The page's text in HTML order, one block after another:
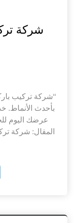
شركة
“شركة تركيب
بأحدث الأنماط.
عرضك اليوم
المقال: شركة